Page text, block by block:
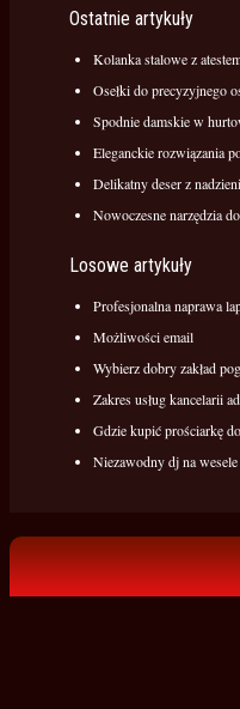
Ostatnie artykuły
Kolanka stalowe z
Osełki do precyzyjnego
Spodnie damskie w
Eleganckie rozwiązania
Delikatny deser z
Nowoczesne narzędzia
Losowe artykuły
Profesjonalna naprawa
Możliwości email
Wybierz dobry zakład
Zakres usług kancelarii
Gdzie kupić prościarkę
Niezawodny dj na